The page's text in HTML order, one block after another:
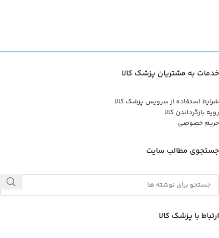
خدمات به مشتریان پزشک کالا
شرایط استفاده از سرویس پزشک کالا
رویه بازگرداندن کالا
حریم خصوصی
جستجوی مطالب سایت
ارتباط با پزشک کالا